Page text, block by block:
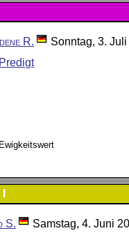
R.
Sonntag, 3.
S.
Samstag, 4. Juni